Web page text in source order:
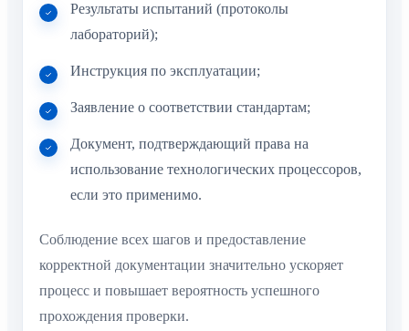
Результаты испытаний (протоколы
лабораторий);
Инструкция по эксплуатации;
Заявление о соответствии стандартам;
Документ, подтверждающий права на
использование технологических процессоров,
если это применимо.
Соблюдение всех шагов и предоставление
корректной документации значительно ускоряет
процесс и повышает вероятность успешного
прохождения проверки.